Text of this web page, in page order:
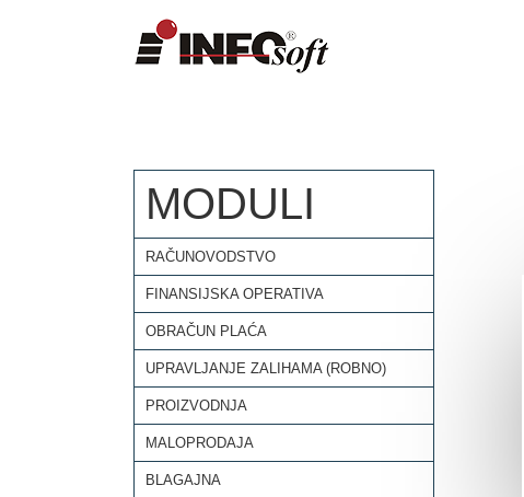
MODULI
RAČUNOVODSTVO
FINANSIJSKA OPERATIVA
OBRAČUN PLAĆA
UPRAVLJANJE ZALIHAMA (ROBNO)
PROIZVODNJA
MALOPRODAJA
BLAGAJNA